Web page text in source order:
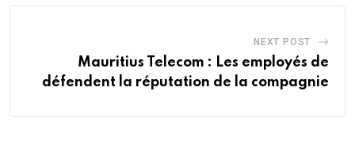
NEXT POST
Mauritius Telecom : Les employés de
défendent la réputation de la compagnie